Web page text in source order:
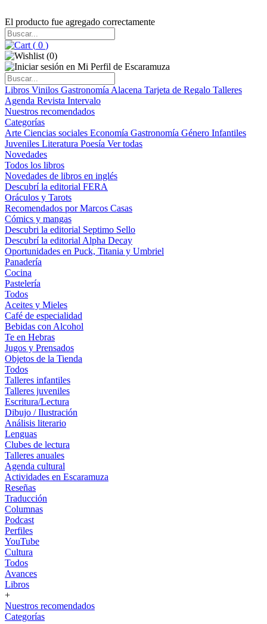
El producto fue agregado correctamente
( 0 )
(0)
Libros Vinilos Gastronomía Alacena Tarjeta de Regalo Talleres
Agenda Revista Intervalo
Nuestros recomendados
Categorías
Arte Ciencias sociales Economía Gastronomía Género Infantiles
Juveniles Literatura Poesía Ver todas
Novedades
Todos los libros
Novedades de libros en inglés
Descubrí la editorial FERA
Oráculos y Tarots
Recomendados por Marcos Casas
Cómics y mangas
Descubri la editorial Septimo Sello
Descubrí la editorial Alpha Decay
Oportunidades en Puck, Titania y Umbriel
Panadería
Cocina
Pastelería
Todos
Aceites y Mieles
Café de especialidad
Bebidas con Alcohol
Te en Hebras
Jugos y Prensados
Objetos de la Tienda
Todos
Talleres infantiles
Talleres juveniles
Escritura/Lectura
Dibujo / Ilustración
Análisis literario
Lenguas
Clubes de lectura
Talleres anuales
Agenda cultural
Actividades en Escaramuza
Reseñas
Traducción
Columnas
Podcast
Perfiles
YouTube
Cultura
Todos
Avances
Libros
+
Nuestros recomendados
Categorías